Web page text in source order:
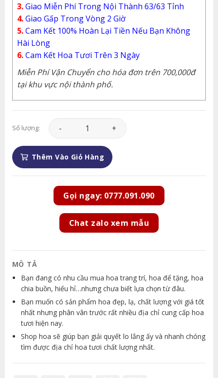
3.Giao Miễn Phí Trong Nội Thành 63/63 Tỉnh
4.Giao Gấp Trong Vòng 2 Giờ
5.Cam Kết 100% Hoàn Lại Tiền Nếu Bạn Không
Hài Lòng
6.Cam Kết Hoa Tươi Trên 3 Ngày
Miễn Phí Vận Chuyển cho hóa đơn trên 700,000đ
tại khu vực nội thành phố.
Số lượng: Hoa Khai Trương - HKT007 số lượng
Thêm Vào Giỏ Hàng
Gọi ngay: 0777.091.090
Chat zalo xem mẫu
MÔ TẢ
Bạn đang có nhu cầu mua hoa trang trí, hoa để tặng, hoa
chia buồn, hiếu hỉ…nhưng chưa biết lựa chọn từ đâu.
Bạn muốn có sản phẩm hoa đẹp, lạ, chất lượng với giá tốt
nhất nhưng phân vân trước rất nhiều địa chỉ cung cấp hoa
tươi hiện nay.
Shop hoa sẽ giúp bạn giải quyết lo lắng ấy và nhanh chóng
tìm được địa chỉ hoa tươi chất lượng nhất.